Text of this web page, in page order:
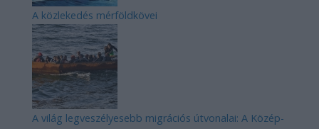
A közlekedés mérföldkövei
A világ legveszélyesebb migrációs útvonalai: A Közép-